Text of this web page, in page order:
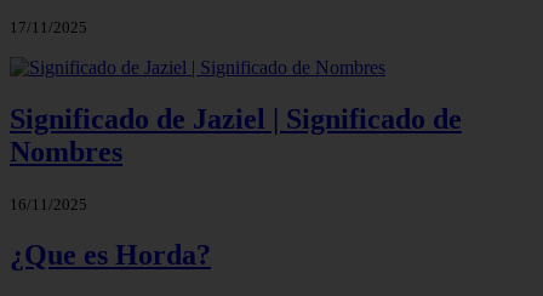
17/11/2025
Significado de Jaziel | Significado de
Nombres
16/11/2025
¿Que es Horda?